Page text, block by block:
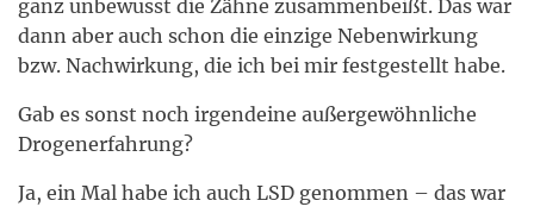
ganz unbewusst die Zähne zusammenbeißt. Das war
dann aber auch schon die einzige Nebenwirkung
bzw. Nachwirkung, die ich bei mir festgestellt habe.
Gab es sonst noch irgendeine außergewöhnliche
Drogenerfahrung?
Ja, ein Mal habe ich auch LSD genommen – das war